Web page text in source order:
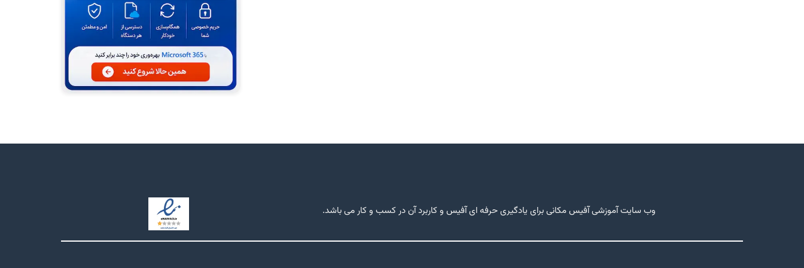
وب سایت آموزشی آفیس مکانی برای یادگیری حرفه ای آفیس و کاربرد آن در کسب و کار می باشد.